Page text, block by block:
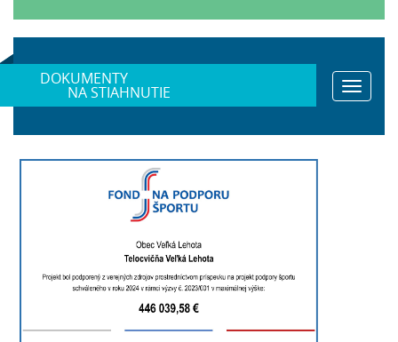
DOKUMENTY
NA STIAHNUTIE
Toggle